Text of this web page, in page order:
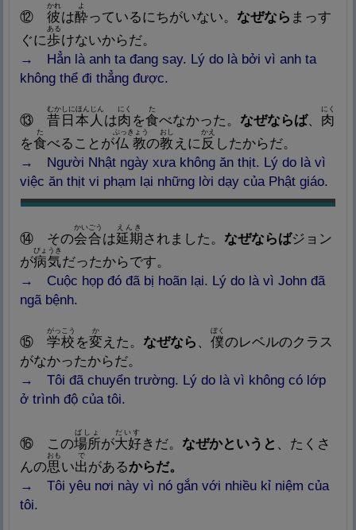
⑫ 彼
Nghĩa: Bên kia, kẻ khác, đối
かれ
は酔
よ
っているにちがいない。 なぜなら まっす
ぐに歩
ある
けないからだ。
→ Hẳnlà anh ta đang say. Lý do là bởi vì anh ta
không thể đi thẳng được.
⑬ 昔
Nghĩa: Xưa, trước
日本
Nghĩa: Gốc, rễ, cội nguồn của
人
むかしにほんじん
は肉
にく
を食
た
べなかった。 なぜならば、 肉
にく
を食
た
べることが仏
Nghĩa: Đức phật, đạo phật,
phật giáo
教
ぶっきょう
の教
おし
えに 反
かえ
したからだ。
→ Người Nhật ngày xưa không ăn thịt. Lý do là vì
việc ăn thịt vi phạm lại những lời dạy của Phật giáo.
vì đã làm phiền mọi người!
⑭ その会合
かいごう
は延期
えんき
されました。 なぜならばジョン
が病気
Nghĩa: Không khí, khí chất; khí
びょうき
だったからです。
→ Cuộc họp đó đã bị hoãn lại. Lý do là vì John đã
ngã bệnh.
⑮ 学校
がっこう
を変
か
えた。 なぜなら 僕
ぼく
のレベルのクラス
がなかったからだ。
→ Tôi đã chuyển trường. Lý do là vì không có lớp
ở trình độ của tôi.
⑯ この場所
ばしょ
が大好
だいす
きだ。 なぜかというと
、たくさ
んの思
おも
い出
で
があるからだ。
→ Tôi yêu nơi này vì nó gắn với nhiều kỉ niệm của
tôi.